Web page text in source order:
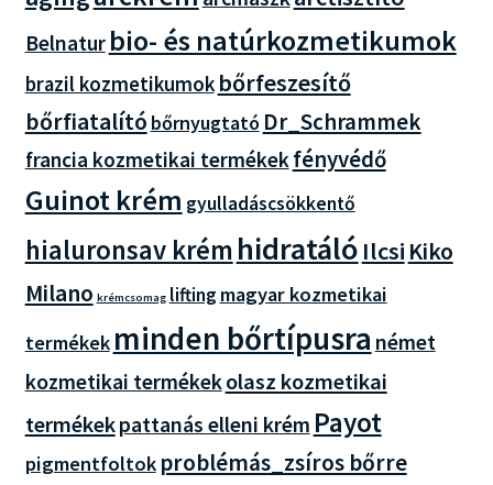
Belnatur bio- és natúrkozmetikumok
brazil kozmetikumok bőrfeszesítő
bőrfiatalító bőrnyugtató Dr_Schrammek
francia kozmetikai termékekfényvédő
Guinot krém gyulladáscsökkentő
hialuronsav krémhidratáló Ilcsi Kiko
Milano krémcsomag lifting magyar kozmetikai
termékek minden bőrtípusra német
kozmetikai termékekolasz kozmetikai
termékekpattanás elleni krém Payot
pigmentfoltok problémás_zsíros bőrre